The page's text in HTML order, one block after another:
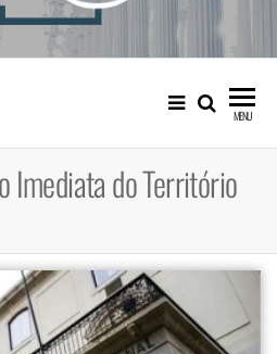
Igualdade e diferença cultural na
prática judicial portuguesa
MENU
Imediata do Território